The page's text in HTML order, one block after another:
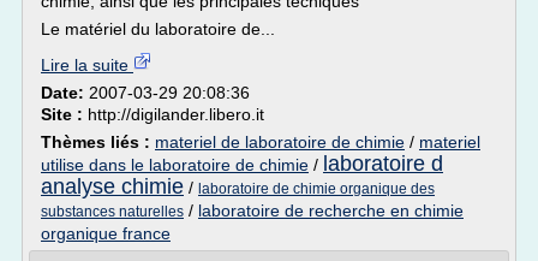
Le matériel du laboratoire de...
Lire la suite
Date: 2007-03-29 20:08:36
Site : http://digilander.libero.it
Thèmes liés : materiel de laboratoire de chimie / materiel
utilise dans le laboratoire de chimie / laboratoire d
analyse chimie / laboratoire de chimie organique des
substances naturelles / laboratoire de recherche en chimie
organique france